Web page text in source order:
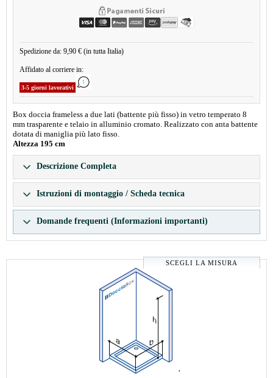
Spedizione da: 9,90 € (in tutta Italia)
Affidato al corriere in:
3-5 giorni lavorativi
Box doccia frameless a due lati (battente più fisso) in vetro temperato 8
mm trasparente e telaio in alluminio cromato. Realizzato con anta battente
dotata di maniglia più lato fisso.
Altezza 195 cm
Descrizione Completa
Istruzioni di montaggio / Scheda tecnica
Domande frequenti (Informazioni importanti)
SCEGLI LA MISURA
'